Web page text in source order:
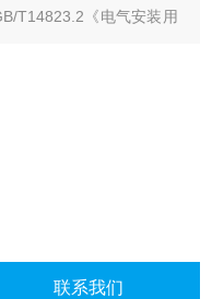
T14823.2《电气安装用
塑料波纹电线管》等要
联系我们